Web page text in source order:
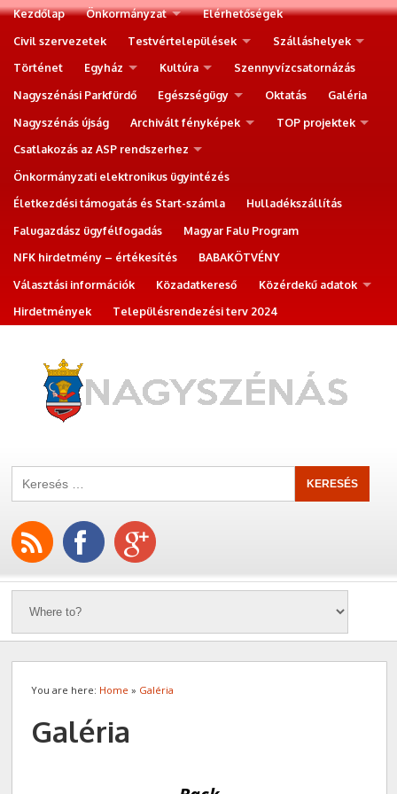
Kezdőlap Önkormányzat
Elérhetőségek
Civil szervezetek
Testvértelepülések
Szálláshelyek
Történet
Egyház Kultúra
Szennyvízcsatornázás
Nagyszénási Parkfürdő
Egészségügy Oktatás
Galéria
Nagyszénás újság
Archivált fényképek
TOP projektek
Csatlakozás az ASP rendszerhez
Önkormányzati elektronikus ügyintézés
Életkezdési támogatás és Start-számla
Hulladékszállítás
Falugazdász ügyfélfogadás
Magyar Falu Program
NFK hirdetmény – értékesítés
BABAKÖTVÉNY
Választási információk
Közadatkereső
Közérdekű adatok
Hirdetmények
Településrendezési terv 2024
You are here: Home » Galéria
Galéria